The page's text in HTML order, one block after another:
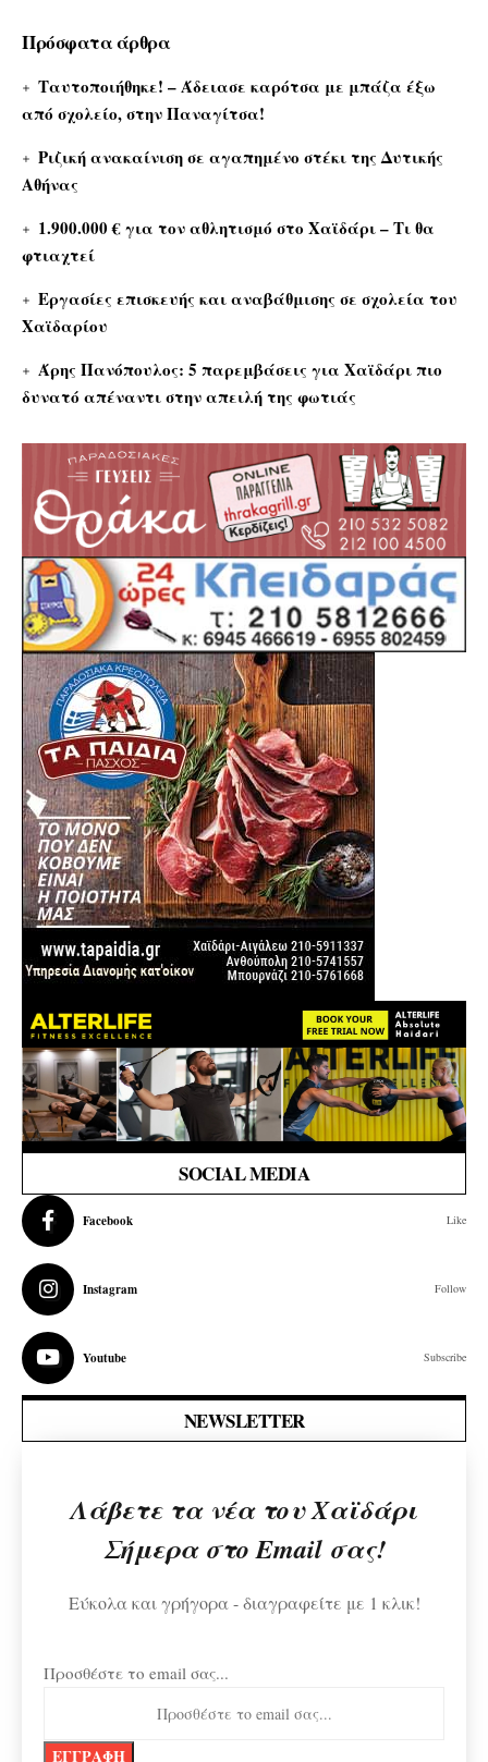
Πρόσφατα άρθρα
Ταυτοποιήθηκε! – Άδειασε καρότσα με μπάζα έξω
από σχολείο, στην Παναγίτσα!
Ριζική ανακαίνιση σε αγαπημένο στέκι της Δυτικής
Αθήνας
1.900.000 € για τον αθλητισμό στο Χαϊδάρι – Τι θα
φτιαχτεί
Εργασίες επισκευής και αναβάθμισης σε σχολεία του
Χαϊδαρίου
Άρης Πανόπουλος: 5 παρεμβάσεις για Χαϊδάρι πιο
δυνατό απέναντι στην απειλή της φωτιάς
SOCIAL MEDIA
Facebook Like
Instagram Follow
Youtube Subscribe
NEWSLETTER
Λάβετε τα νέα του Χαϊδάρι
Σήμερα στο Email σας!
Εύκολα και γρήγορα - διαγραφείτε με 1 κλικ!
Προσθέστε το email σας...